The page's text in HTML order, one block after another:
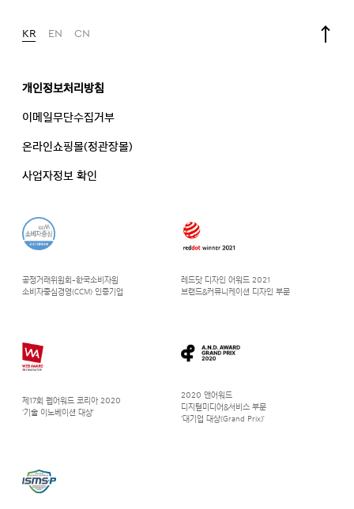
KR EN CN
공정거래위원회-한국소비자원
소비자중심경영(CCM) 인증기업
레드닷 디자인 어워드 2021
브랜드&커뮤니케이션 디자인 부문
제17회 웹어워드 코리아 2020
‘기술 이노베이션 대상’
2020 앤어워드
디지털미디어&서비스 부문
‘대기업 대상(Grand Prix)’
개인정보처리방침
이메일무단수집거부
온라인쇼핑몰(정관장몰)
사업자정보 확인